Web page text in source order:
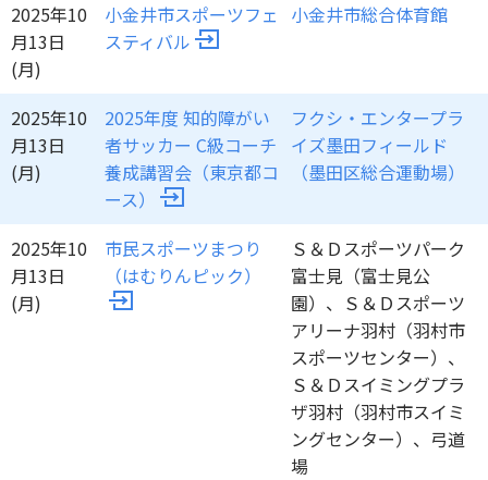
2025年10
月13日
(月)
小金井市スポーツフェ
スティバル
小金井市総合体育館
2025年10
月13日
(月)
2025年度 知的障がい
者サッカー C級コーチ
養成講習会（東京都コ
ース）
フクシ・エンタープラ
イズ墨田フィールド
（墨田区総合運動場）
2025年10
月13日
(月)
市民スポーツまつり
（はむりんピック）
Ｓ＆Ｄスポーツパーク
富士見（富士見公
園）、Ｓ＆Ｄスポーツ
アリーナ羽村（羽村市
スポーツセンター）、
Ｓ＆Ｄスイミングプラ
ザ羽村（羽村市スイミ
ングセンター）、弓道
場